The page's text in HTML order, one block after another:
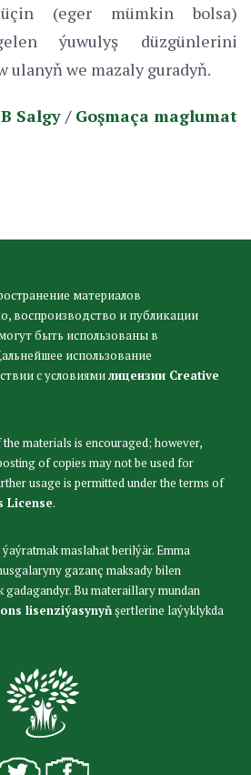
(eger mümkin bolsa)
ýuwulyş düzgünlerini
ulanyň we mazaly guradyň.
Salgy / Goşmaça maglumat
материалов
воспроизводство и публикации
быть использованы в
использование
с условиямилицензии Creative
materials is encouraged; however,
of copies may not be used for
usage is permitted under the terms of
License.
maslahat berilýär. Emma
gazanç maksady bilen
gadagandyr. Bu materaillary mundan
lisenziýasynyňşertlerine laýyklykda